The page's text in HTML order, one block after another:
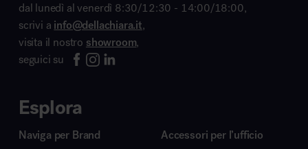
dal lunedì al venerdì 8:30/12:30 - 14:00/18:00,
scrivi a info@dellachiara.it,
visita il nostro showroom,
seguici su
Esplora
Naviga per Brand
Accessori per l’ufficio